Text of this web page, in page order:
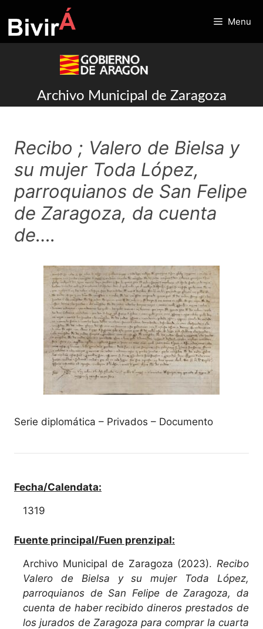
to
content
Menu
Archivo Municipal de Zaragoza
Recibo ; Valero de Bielsa y
su mujer Toda López,
parroquianos de San Felipe
de Zaragoza, da cuenta
de….
Serie diplomática – Privados – Documento
Fecha/Calendata:
1319
Fuente principal/Fuen prenzipal:
Archivo Municipal de Zaragoza (2023). Recibo
Valero de Bielsa y su mujer Toda López,
parroquianos de San Felipe de Zaragoza, da
cuenta de haber recibido dineros prestados de
los jurados de Zaragoza para comprar la cuarta